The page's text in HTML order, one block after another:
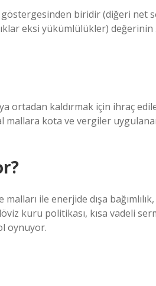
biridir (diğeri net
eksi yükümlülükler)
ortadan kaldırmak için ihraç
mallara kota ve vergiler
ile enerjide dışa
kuru politikası, kısa vadeli
oynuyor.